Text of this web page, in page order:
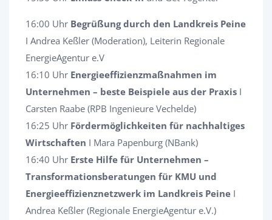
16:00 Uhr Begrüßung durch den Landkreis Peine
I Andrea Keßler (Moderation), Leiterin Regionale
EnergieAgentur e.V
16:10 Uhr Energieeffizienzmaßnahmen im
Unternehmen – beste Beispiele aus der Praxis I
Carsten Raabe (RPB Ingenieure Vechelde)
16:25 Uhr Fördermöglichkeiten für nachhaltiges
Wirtschaften I Mara Papenburg (NBank)
16:40 Uhr Erste Hilfe für Unternehmen –
Transformationsberatungen für KMU und
Energieeffizienznetzwerk im Landkreis Peine I
Andrea Keßler (Regionale EnergieAgentur e.V.)